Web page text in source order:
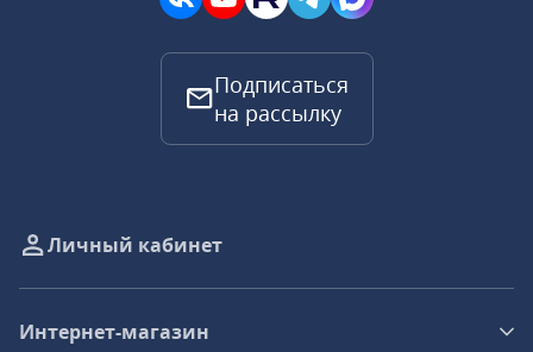
Подписаться
на рассылку
Личный кабинет
Интернет-магазин